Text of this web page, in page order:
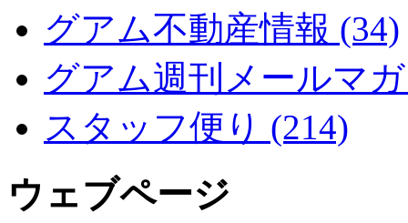
グアム不動産情報 (34)
グアム週刊メールマ
スタッフ便り (214)
ウェブページ